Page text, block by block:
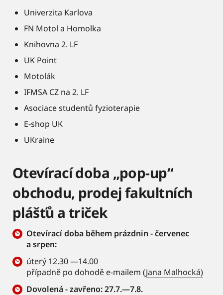
Univerzita Karlova
FN Motol a Homolka
Knihovna 2. LF
UK Point
Motolák
IFMSA CZ na 2. LF
Asociace studentů fyzioterapie
E-shop UK
UKraine
Otevírací doba „pop-up“
obchodu, prodej fakultních
plášťů a triček
Otevírací doba během prázdnin - červenec
a srpen:
úterý 12.30 —14.00
případně po dohodě e-mailem (Jana Malhocká)
Dovolená - zavřeno: 27.7.—7.8.